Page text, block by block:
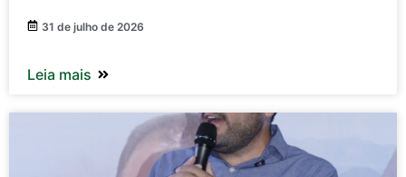
31 de julho de 2026
Leia mais